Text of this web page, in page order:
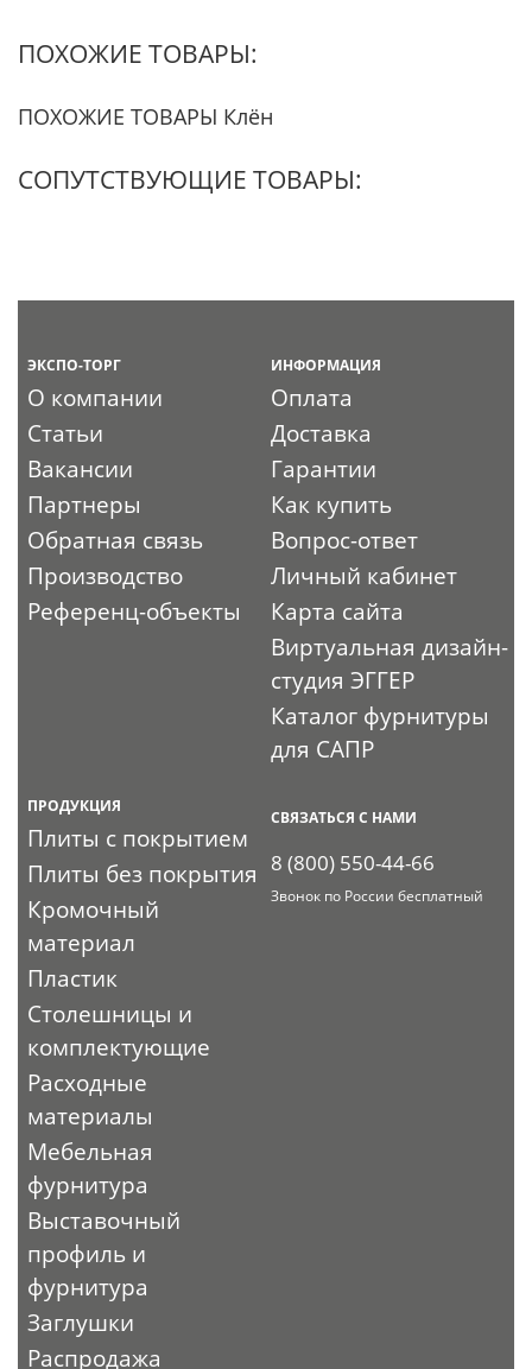
ПОХОЖИЕ ТОВАРЫ:
ПОХОЖИЕ ТОВАРЫ Клён
СОПУТСТВУЮЩИЕ ТОВАРЫ:
ЭКСПО-ТОРГ
О компании
Статьи
Вакансии
Партнеры
Обратная связь
Производство
Референц-объекты
ИНФОРМАЦИЯ
Оплата
Доставка
Гарантии
Как купить
Вопрос-ответ
Личный кабинет
Карта сайта
Виртуальная дизайн-
студия ЭГГЕР
Каталог фурнитуры
для САПР
ПРОДУКЦИЯ
Плиты с покрытием
Плиты без покрытия
Кромочный
материал
Пластик
Столешницы и
комплектующие
Расходные
материалы
Мебельная
фурнитура
Выставочный
профиль и
фурнитура
Заглушки
Распродажа
СВЯЗАТЬСЯ С НАМИ
8 (800) 550-44-66
Звонок по России бесплатный